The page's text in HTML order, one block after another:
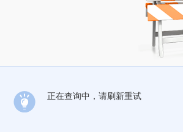
正在查询中，请刷新重试